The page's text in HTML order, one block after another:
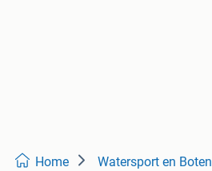
Home Watersport en Boten